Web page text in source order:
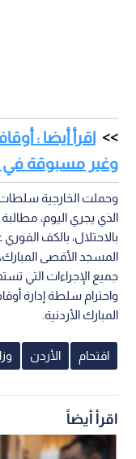
اقرأ أيضا :
وغير مسبوقة في
وحملت الخارجية سلطات
الذي يجري اليوم، مطالبة
بالاحتلال، بالكف
المسجد الأقصى
جميع الإجراءات التي
واحترام سلطة إدارة
المبارك الأردنية.
اقتحام الأردن
اقرأ أيضاً